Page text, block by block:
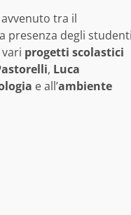
avvenuto tra il
presenza degli
progetti scolastici
, Luca
e all’ambiente